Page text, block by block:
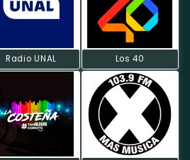
Radio UNAL Los 40